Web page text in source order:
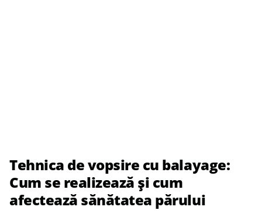
Tehnica de vopsire cu balayage:
Cum se realizează și cum
afectează sănătatea părului